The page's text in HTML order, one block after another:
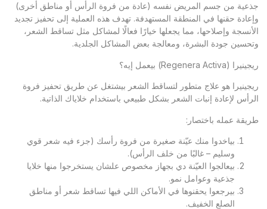
جذعية من جسم المريض نفسه (عادة من فروة الرأس أو مناطق أخرى)
وإعادة حقنها في المنطقة المستهدفة. تهدف هذه العملية إلى تحفيز تجديد
الأنسجة وإصلاحها، مما يجعلها خيارًا فعالًا لمشاكل مثل تساقط الشعر،
وتحسين جودة البشرة، ومعالجة بعض المشاكل الجلدية.
ريجينيرا (Regenera Activa) بيعمل إيه؟
ريجينيرا هو علاج متطور لتساقط الشعر بيشتغل عن طريق تحفيز فروة
الرأس لإعادة إنبات الشعر بشكل طبيعي باستخدام خلاياك الذاتية.
طريقة عمله باختصار:
بياخدوا منك عيّنة صغيرة من فروة رأسك (جزء فيه شعر قوي
وسليم – غالبًا من خلف الرأس).
بيعالجوا العيّنة دي بجهاز مخصوص علشان يستخرجوا منها خلايا
جذعية وعوامل نمو.
بيرجعوا يحقنوها في الأماكن اللي فيها تساقط شعر أو مناطق
الصلع الخفيف.